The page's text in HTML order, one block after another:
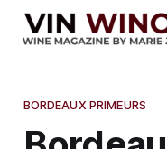
BORDEAUX PRIMEURS